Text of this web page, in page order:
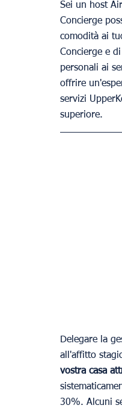
Sei un host
Concierge
comodità ai
Concierge e
personali ai
offrire
servizi
superiore.
Delegare la
all'affitto
vostra casa
30%. Alcuni